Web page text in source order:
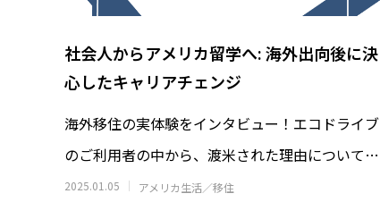
社会人からアメリカ留学へ: 海外出向後に決
心したキャリアチェンジ
海外移住の実体験をインタビュー！エコドライブ
のご利用者の中から、渡米された理由についてイ
ンタビューを行いました。アメリカに駐在予
2025.01.05 アメリカ生活／移住